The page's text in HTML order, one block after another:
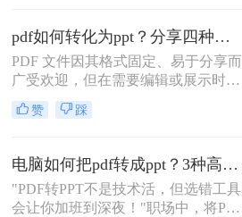
pdf如何转化为ppt？分享四种常用方法！
PDF 文件因其格式固定、易于分享而
广受欢迎，但在需要编辑或展示时，
PPT 格式更为灵活。那pdf如何转化为
ppt么呢？本文将介绍几种常用的 PDF
换。
赞 踩
电脑如何把pdf转成ppt？3种高效方法实测！
"PDF转PPT不是技术活，但选错工具
会让你加班到深夜！"职场中，将PDF